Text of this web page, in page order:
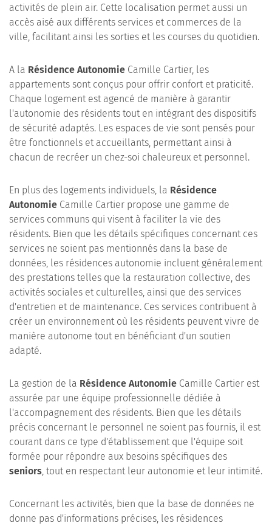
activités de plein air. Cette localisation permet aussi un
accès aisé aux différents services et commerces de la
ville, facilitant ainsi les sorties et les courses du quotidien.
A la Résidence Autonomie Camille Cartier, les
appartements sont conçus pour offrir confort et praticité.
Chaque logement est agencé de manière à garantir
l'autonomie des résidents tout en intégrant des dispositifs
de sécurité adaptés. Les espaces de vie sont pensés pour
être fonctionnels et accueillants, permettant ainsi à
chacun de recréer un chez-soi chaleureux et personnel.
En plus des logements individuels, la Résidence
Autonomie Camille Cartier propose une gamme de
services communs qui visent à faciliter la vie des
résidents. Bien que les détails spécifiques concernant ces
services ne soient pas mentionnés dans la base de
données, les résidences autonomie incluent généralement
des prestations telles que la restauration collective, des
activités sociales et culturelles, ainsi que des services
d'entretien et de maintenance. Ces services contribuent à
créer un environnement où les résidents peuvent vivre de
manière autonome tout en bénéficiant d'un soutien
adapté.
La gestion de la Résidence Autonomie Camille Cartier est
assurée par une équipe professionnelle dédiée à
l'accompagnement des résidents. Bien que les détails
précis concernant le personnel ne soient pas fournis, il est
courant dans ce type d'établissement que l'équipe soit
formée pour répondre aux besoins spécifiques des
seniors, tout en respectant leur autonomie et leur intimité.
Concernant les activités, bien que la base de données ne
donne pas d'informations précises, les résidences